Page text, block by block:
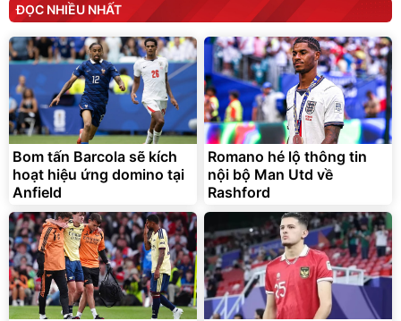
ĐỌC NHIỀU NHẤT
Bom tấn Barcola sẽ kích
hoạt hiệu ứng domino tại
Anfield
Romano hé lộ thông tin
nội bộ Man Utd về
Rashford